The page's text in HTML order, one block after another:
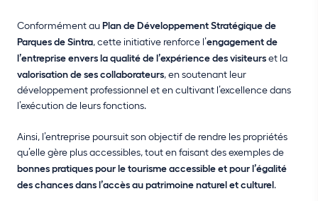
Conformément auPlan de Développement Stratégique de
Parques de Sintra, cette initiative renforce l’engagement de
l’entreprise envers la qualité de l’expérience des visiteurset la
valorisation de ses collaborateurs, en soutenant leur
développement professionnel et en cultivant l’excellence dans
l’exécution de leurs fonctions.
Ainsi, l’entreprise poursuit son objectif de rendre les propriétés
qu’elle gère plus accessibles, tout en faisant des exemples de
bonnes pratiques pour le tourisme accessible et pour l’égalité
des chances dans l’accès au patrimoine naturel et culturel.